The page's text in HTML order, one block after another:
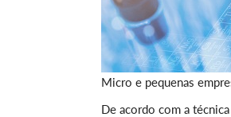
Micro e pequenas
De acordo com a